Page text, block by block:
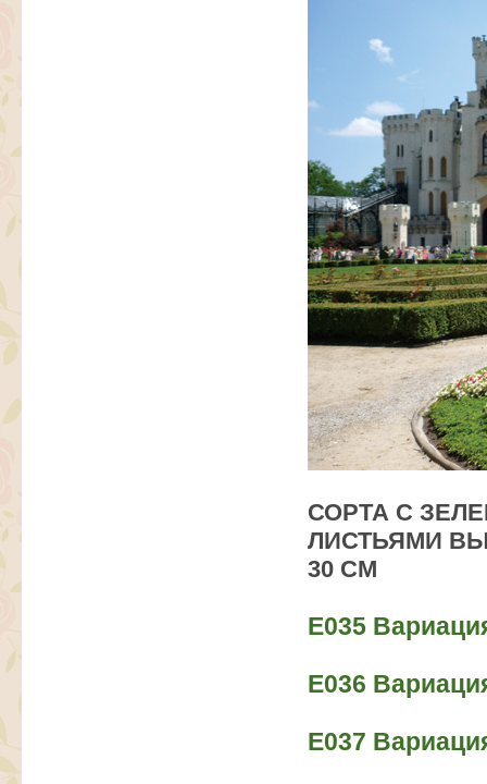
СОРТА С
ЛИСТЬЯМИ
30 СМ
Е035
Е036
Е037